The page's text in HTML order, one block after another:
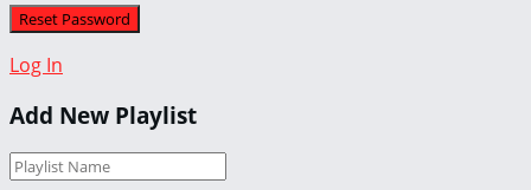
Log In
Add New Playlist